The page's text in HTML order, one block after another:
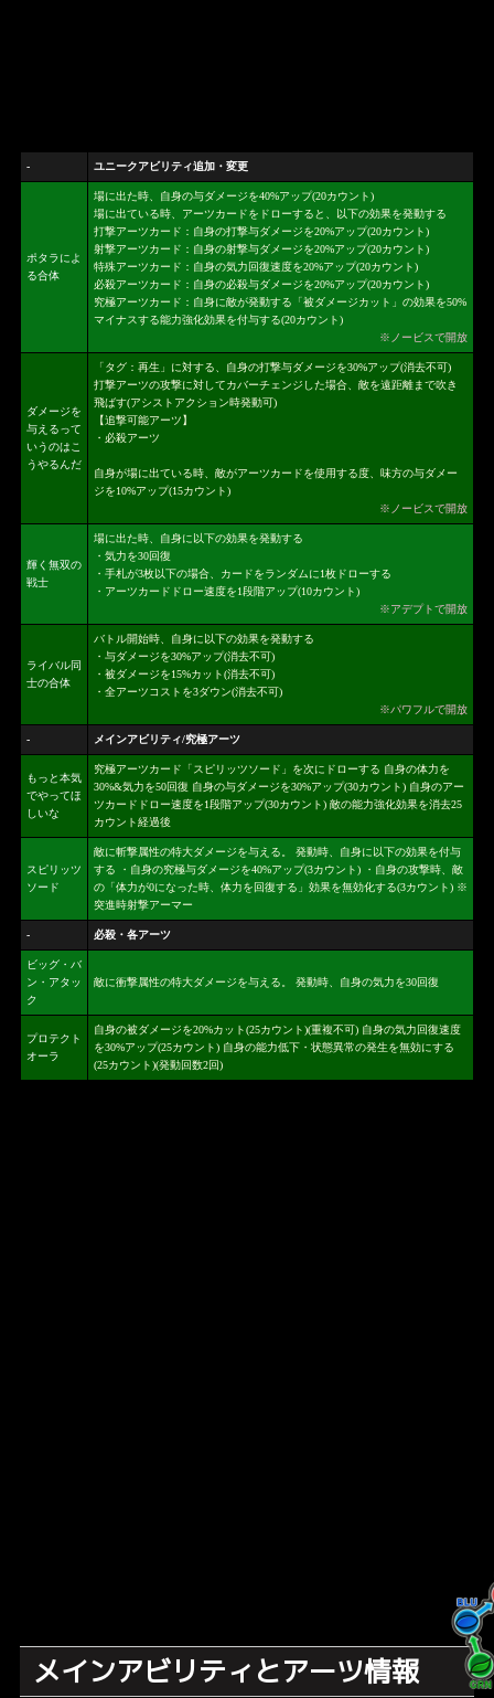
- ユニークアビリティ追加・変更
ポタラによ
る合体
場に出た時、自身の与ダメージを40%アップ(20カウント)
場に出ている時、アーツカードをドローすると、以下の効果を発動する
打撃アーツカード：自身の打撃与ダメージを20%アップ(20カウント)
射撃アーツカード：自身の射撃与ダメージを20%アップ(20カウント)
特殊アーツカード：自身の気力回復速度を20%アップ(20カウント)
必殺アーツカード：自身の必殺与ダメージを20%アップ(20カウント)
究極アーツカード：自身に敵が発動する「被ダメージカット」の効果を50%
マイナスする能力強化効果を付与する(20カウント)
※ノービスで開放
ダメージを
与えるって
いうのはこ
うやるんだ
「タグ：再生」に対する、自身の打撃与ダメージを30%アップ(消去不可)
打撃アーツの攻撃に対してカバーチェンジした場合、敵を遠距離まで吹き
飛ばす(アシストアクション時発動可)
【追撃可能アーツ】
・必殺アーツ
自身が場に出ている時、敵がアーツカードを使用する度、味方の与ダメー
ジを10%アップ(15カウント)
※ノービスで開放
輝く無双の
戦士
場に出た時、自身に以下の効果を発動する
・気力を30回復
・手札が3枚以下の場合、カードをランダムに1枚ドローする
・アーツカードドロー速度を1段階アップ(10カウント)
※アデプトで開放
ライバル同
士の合体
バトル開始時、自身に以下の効果を発動する
・与ダメージを30%アップ(消去不可)
・被ダメージを15%カット(消去不可)
・全アーツコストを3ダウン(消去不可)
※パワフルで開放
- メインアビリティ/究極アーツ
もっと本気
でやってほ
しいな
究極アーツカード「スピリッツソード」を次にドローする 自身の体力を
30%&気力を50回復 自身の与ダメージを30%アップ(30カウント) 自身のアー
ツカードドロー速度を1段階アップ(30カウント) 敵の能力強化効果を消去25
カウント経過後
スピリッツ
ソード
敵に斬撃属性の特大ダメージを与える。 発動時、自身に以下の効果を付与
する ・自身の究極与ダメージを40%アップ(3カウント) ・自身の攻撃時、敵
の「体力が0になった時、体力を回復する」効果を無効化する(3カウント) ※
突進時射撃アーマー
- 必殺・各アーツ
ビッグ・バ
ン・アタッ
ク
敵に衝撃属性の特大ダメージを与える。 発動時、自身の気力を30回復
プロテクト
オーラ
自身の被ダメージを20%カット(25カウント)(重複不可) 自身の気力回復速度
を30%アップ(25カウント) 自身の能力低下・状態異常の発生を無効にする
(25カウント)(発動回数2回)
メインアビリティとアーツ情報